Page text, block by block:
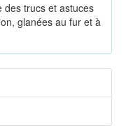
des trucs et astuces
glanées au fur et à